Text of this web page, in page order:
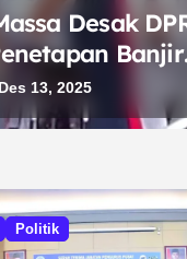
Desak
Banjir
Des 13, 2025
Politik